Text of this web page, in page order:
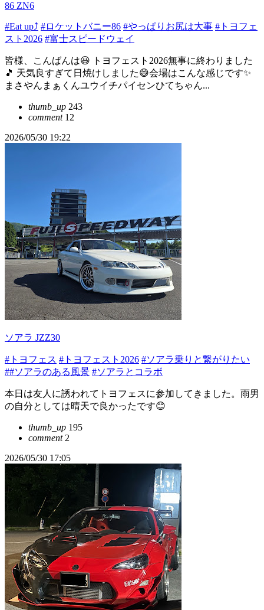
86 ZN6
#Eat up⤴ #ロケットバニー86 #やっぱりお尻は大事 #トヨフェ
スト2026 #富士スピードウェイ
皆様、こんばんは😃 トヨフェスト2026無事に終わりました
🎵 天気良すぎて日焼けしました😅会場はこんな感じです✨
まさやんまぁくんユウイチパイセンひてちゃん...
thumb_up 243
comment12
2026/05/30 19:22
ソアラ JZZ30
#トヨフェス #トヨフェスト2026 #ソアラ乗りと繋がりたい
##ソアラのある風景 #ソアラとコラボ
本日は友人に誘われてトヨフェスに参加してきました。雨男
の自分としては晴天で良かったです😊
thumb_up 195
comment2
2026/05/30 17:05